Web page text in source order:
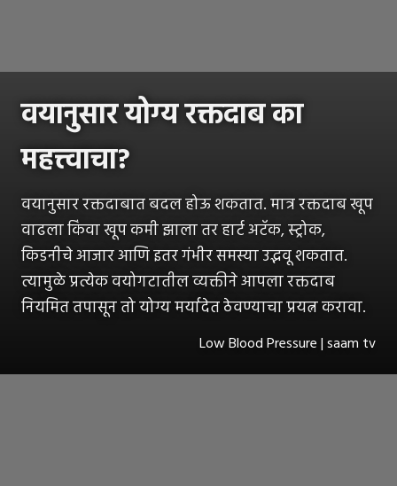
वयानुसार योग्य रक्तदाब का
महत्त्वाचा?
वयानुसार रक्तदाबात बदल होऊ शकतात. मात्र रक्तदाब खूप
वाढला किंवा खूप कमी झाला तर हार्ट अटॅक, स्ट्रोक,
किडनीचे आजार आणि इतर गंभीर समस्या उद्भवू शकतात.
त्यामुळे प्रत्येक वयोगटातील व्यक्तीने आपला रक्तदाब
नियमित तपासून तो योग्य मर्यादेत ठेवण्याचा प्रयत्न करावा.
Low Blood Pressure | saam tv